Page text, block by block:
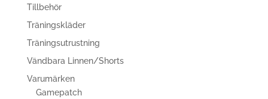
Tillbehör
Träningskläder
Träningsutrustning
Vändbara Linnen/Shorts
Varumärken
Gamepatch